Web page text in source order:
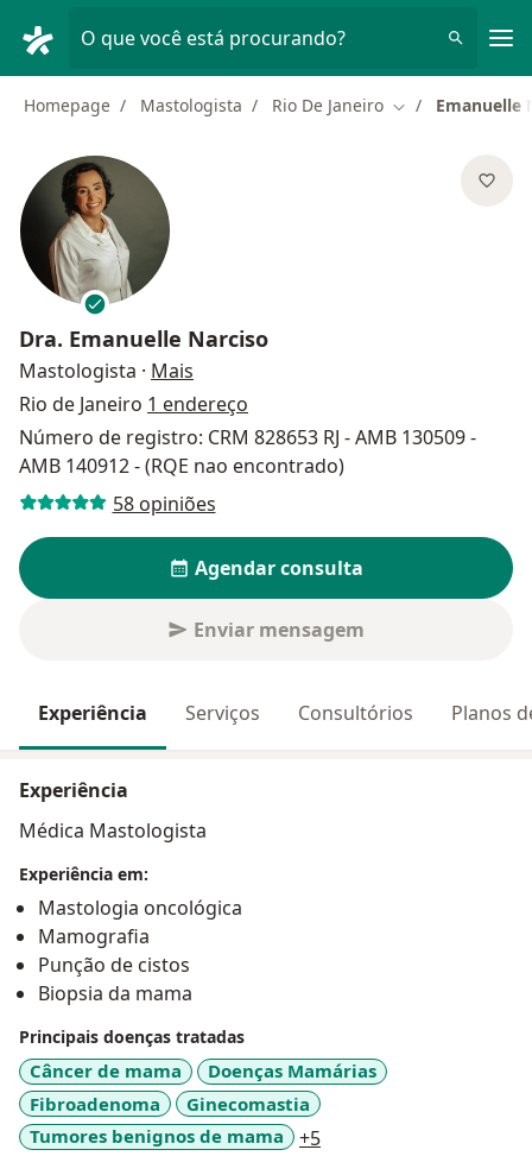
O que você está procurando?
Homepage Mastologista Rio De Janeiro Mudar de cidade
Emanuelle
Dra. Emanuelle Narciso
Mastologista · Mais
Rio de Janeiro 1 endereço
Número de registro: CRM 828653 RJ - AMB 130509 -
AMB 140912 - (RQE nao encontrado)
58 opiniões
Agendar consulta
Enviar mensagem
Experiência Serviços Consultórios Planos
Experiência
Médica Mastologista
Experiência em:
Mastologia oncológica
Mamografia
Punção de cistos
Biopsia da mama
Principais doenças tratadas
Câncer de mama
Doenças Mamárias
Fibroadenoma
Ginecomastia
Tumores benignos de mama
+5a11y_sr_more_diseases